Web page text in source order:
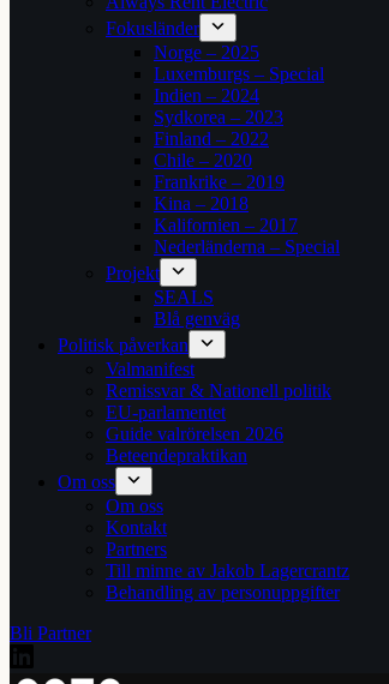
Fokusländer
Norge – 2025
Luxemburgs – Special
Indien – 2024
Sydkorea – 2023
Finland – 2022
Chile – 2020
Frankrike – 2019
Kina – 2018
Kalifornien – 2017
Nederländerna – Special
Projekt
SEALS
Blå genväg
Politisk påverkan
Valmanifest
Remissvar & Nationell politik
EU-parlamentet
Guide valrörelsen 2026
Beteendepraktikan
Om oss
Om oss
Kontakt
Partners
Till minne av Jakob Lagercrantz
Behandling av personuppgifter
Bli Partner